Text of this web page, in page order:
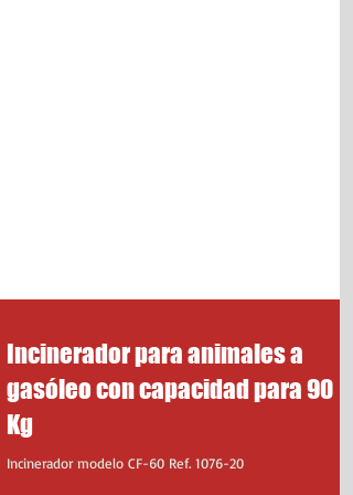
Incinerador para animales a
gasóleo con capacidad para 90